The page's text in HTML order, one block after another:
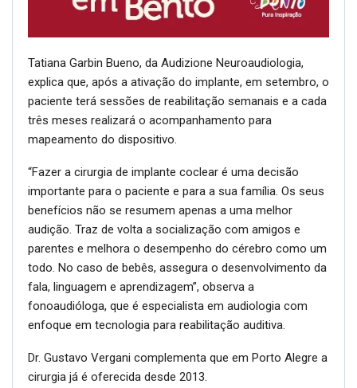
Tatiana Garbin Bueno, da Audizione Neuroaudiologia,
explica que, após a ativação do implante, em setembro, o
paciente terá sessões de reabilitação semanais e a cada
três meses realizará o acompanhamento para
mapeamento do dispositivo.
“Fazer a cirurgia de implante coclear é uma decisão
importante para o paciente e para a sua família. Os seus
benefícios não se resumem apenas a uma melhor
audição. Traz de volta a socialização com amigos e
parentes e melhora o desempenho do cérebro como um
todo. No caso de bebês, assegura o desenvolvimento da
fala, linguagem e aprendizagem”, observa a
fonoaudióloga, que é especialista em audiologia com
enfoque em tecnologia para reabilitação auditiva.
Dr. Gustavo Vergani complementa que em Porto Alegre a
cirurgia já é oferecida desde 2013.